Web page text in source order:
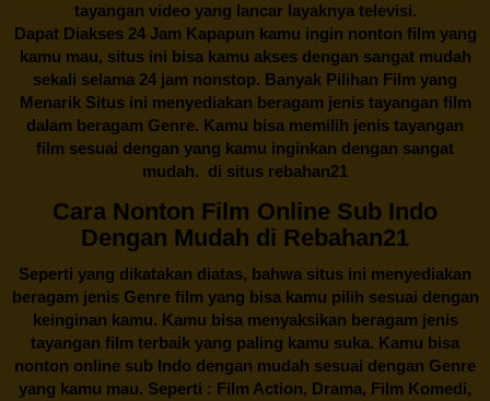
tayangan video yang lancar layaknya televisi.
Dapat Diakses 24 Jam Kapapun kamu ingin nonton film yang
kamu mau, situs ini bisa kamu akses dengan sangat mudah
sekali selama 24 jam nonstop. Banyak Pilihan Film yang
Menarik Situs ini menyediakan beragam jenis tayangan film
dalam beragam Genre. Kamu bisa memilih jenis tayangan
film sesuai dengan yang kamu inginkan dengan sangat
mudah. di situs rebahan21
Cara Nonton Film Online Sub Indo
Dengan Mudah di Rebahan21
Seperti yang dikatakan diatas, bahwa situs ini menyediakan
beragam jenis Genre film yang bisa kamu pilih sesuai dengan
keinginan kamu. Kamu bisa menyaksikan beragam jenis
tayangan film terbaik yang paling kamu suka. Kamu bisa
nonton online sub Indo dengan mudah sesuai dengan Genre
yang kamu mau. Seperti : Film Action, Drama, Film Komedi,